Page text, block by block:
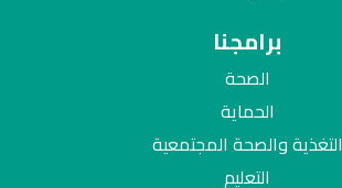
برامجنا
الصحة
الحماية
التغذية والصحة المجتمعية
التعليم